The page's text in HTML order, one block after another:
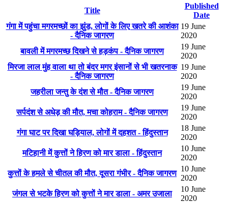
Title
Published
Date
गंगा में पहुंचा मगरमच्छों का झुंड, लोगों के लिए खतरे की आशंका
- दैनिक जागरण
19 June
2020
बावली में मगरमच्छ दिखने से हड़कंप - दैनिक जागरण
19 June
2020
मिरजा लाल मुंह वाला था तो बंदर मगर इंसानों से भी खतरनाक
- दैनिक जागरण
19 June
2020
जहरीला जन्तु के दंश से मौत - दैनिक जागरण
19 June
2020
सर्पदंश से अधेड़ की मौत, मचा कोहराम - दैनिक जागरण
19 June
2020
गंगा घाट पर दिखा घड़ियाल, लोगों में दहशत - हिंदुस्तान
18 June
2020
मटिहानी में कुत्तों ने हिरण को मार डाला - हिंदुस्तान
10 June
2020
कुत्तों के हमले से चीतल की मौत, दूसरा गंभीर - दैनिक जागरण
10 June
2020
जंगल से भटके हिरण को कुत्तों ने मार डाला - अमर उजाला
10 June
2020